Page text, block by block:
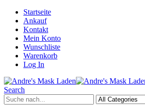
Startseite
Ankauf
Kontakt
Mein Konto
Wunschliste
Warenkorb
Log In
Search